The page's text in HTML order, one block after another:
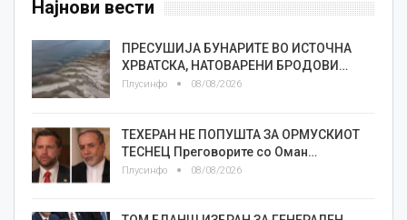
Најнови вести
ПРЕСУШИЈА БУНАРИТЕ ВО ИСТОЧНА
ХРВАТСКА, НАТОВАРЕНИ БРОДОВИ…
Плусинфо 08/08/2026
ТЕХЕРАН НЕ ПОПУШТА ЗА ОРМУСКИОТ
ТЕСНЕЦ Преговорите со Оман…
Плусинфо 08/08/2026